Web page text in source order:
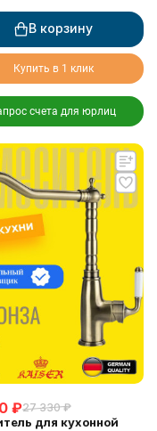
В корзину
Купить в 1 клик
счета для юрлиц
₽27 330 ₽
для кухонной